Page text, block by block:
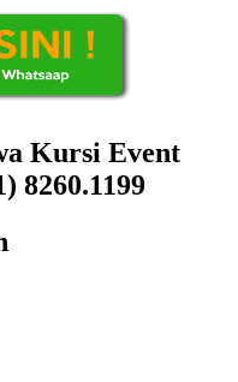
Kursi Event
8260.1199